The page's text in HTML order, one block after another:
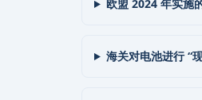
欧盟 2024 年实施
海关对电池进行 “